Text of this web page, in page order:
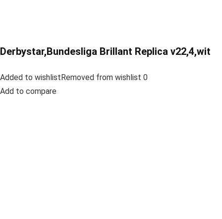
Derbystar,Bundesliga Brillant Replica v22,4,wit
Added to wishlistRemoved from wishlist 0
Add to compare